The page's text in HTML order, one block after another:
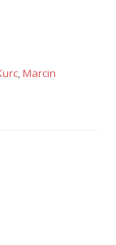
,Marcin